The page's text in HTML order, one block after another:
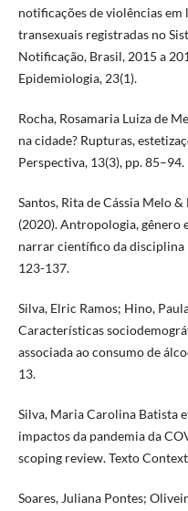
notificações de violências em
transexuais registradas no
Notificação, Brasil, 2015 a
Epidemiologia, 23(1).
Rocha, Rosamaria Luiza de
na cidade? Rupturas,
Perspectiva, 13(3), pp. 85–94.
Santos, Rita de Cássia Melo
(2020). Antropologia, gênero
narrar científico da disciplina
123-137.
Silva, Elric Ramos; Hino,
Características
associada ao consumo de
13.
Silva, Maria Carolina Batista
impactos da pandemia da
scoping review. Texto
Soares, Juliana Pontes;